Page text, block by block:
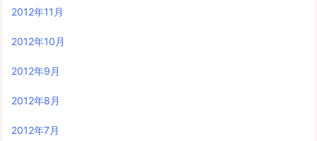
2012年11月
2012年10月
2012年9月
2012年8月
2012年7月